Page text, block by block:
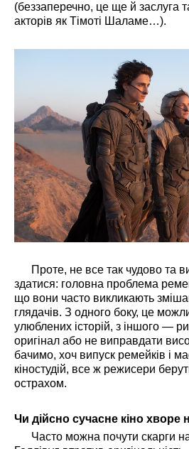
(беззаперечно, це ще й заслуга
акторів як Тімоті Шаламе…).
Проте, не все так чудово та
здатися: головна проблема
що вони часто викликають
глядачів. З одного боку, це
улюблених історій, з іншого —
оригінал або не виправдати
бачимо, хоч випуск ремейків і
кіностудій, все ж режисери
острахом.
Чи дійсно сучасне кіно хворе
Часто можна почути скарги